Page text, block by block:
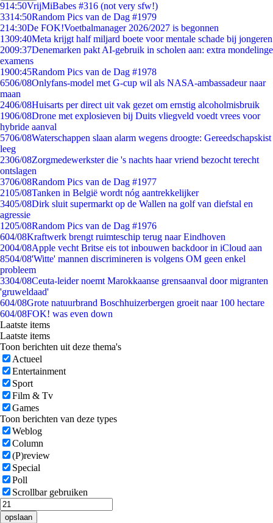
914:50VrijMiBabes #316 (not very sfw!)
3314:50Random Pics van de Dag #1979
214:30De FOK!Voetbalmanager 2026/2027 is begonnen
1309:40Meta krijgt half miljard boete voor mentale schade bij jongeren
2009:37Denemarken pakt AI-gebruik in scholen aan: extra mondelinge
examens
1900:45Random Pics van de Dag #1978
6506/08Onlyfans-model met G-cup wil als NASA-ambassadeur naar
maan
2406/08Huisarts per direct uit vak gezet om ernstig alcoholmisbruik
1906/08Drone met explosieven bij Duits vliegveld voedt vrees voor
hybride aanval
5706/08Waterschappen slaan alarm wegens droogte: Gereedschapskist
leeg
2306/08Zorgmedewerkster die 's nachts haar vriend bezocht terecht
ontslagen
3706/08Random Pics van de Dag #1977
2105/08Tanken in België wordt nóg aantrekkelijker
3405/08Dirk sluit supermarkt op de Wallen na golf van diefstal en
agressie
1205/08Random Pics van de Dag #1976
604/08Kraftwerk brengt ruimteschip terug naar Eindhoven
2004/08Apple vecht Britse eis tot inbouwen backdoor in iCloud aan
8504/08'Witte' mannen discrimineren is volgens OM geen enkel
probleem
3304/08Ceuta-leider noemt Marokkaanse grensaanval door migranten
'gruweldaad'
604/08Grote natuurbrand Boschhuizerbergen groeit naar 100 hectare
604/08FOK! was even down
Laatste items
Laatste items
Toon berichten uit deze thema's
Actueel
Entertainment
Sport
Film & Tv
Games
Toon berichten van deze types
Weblog
Column
(P)review
Special
Poll
Scrollbar gebruiken
opslaan